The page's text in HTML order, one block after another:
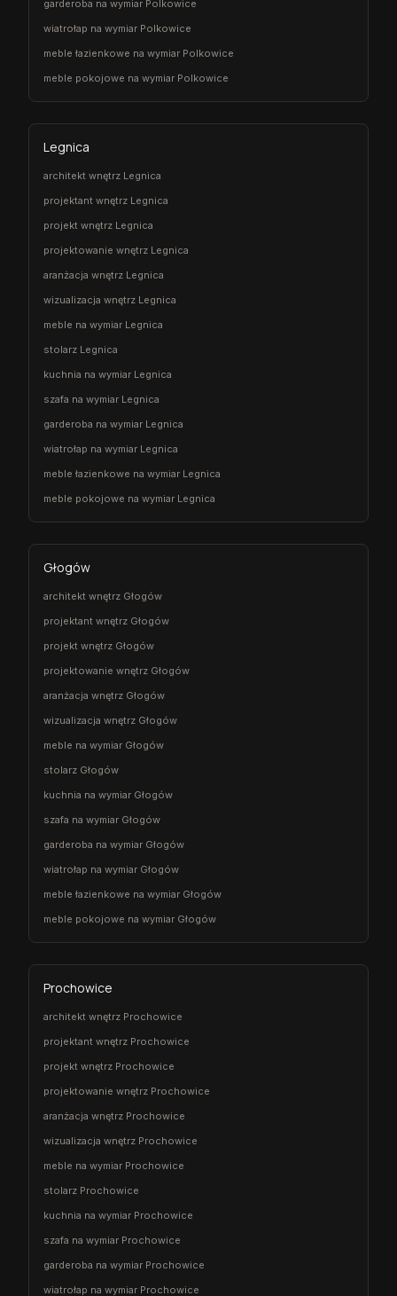
garderoba na wymiar Polkowice
wiatrołap na wymiar Polkowice
meble łazienkowe na wymiar Polkowice
meble pokojowe na wymiar Polkowice
Legnica
architekt wnętrz Legnica
projektant wnętrz Legnica
projekt wnętrz Legnica
projektowanie wnętrz Legnica
aranżacja wnętrz Legnica
wizualizacja wnętrz Legnica
meble na wymiar Legnica
stolarz Legnica
kuchnia na wymiar Legnica
szafa na wymiar Legnica
garderoba na wymiar Legnica
wiatrołap na wymiar Legnica
meble łazienkowe na wymiar Legnica
meble pokojowe na wymiar Legnica
Głogów
architekt wnętrz Głogów
projektant wnętrz Głogów
projekt wnętrz Głogów
projektowanie wnętrz Głogów
aranżacja wnętrz Głogów
wizualizacja wnętrz Głogów
meble na wymiar Głogów
stolarz Głogów
kuchnia na wymiar Głogów
szafa na wymiar Głogów
garderoba na wymiar Głogów
wiatrołap na wymiar Głogów
meble łazienkowe na wymiar Głogów
meble pokojowe na wymiar Głogów
Prochowice
architekt wnętrz Prochowice
projektant wnętrz Prochowice
projekt wnętrz Prochowice
projektowanie wnętrz Prochowice
aranżacja wnętrz Prochowice
wizualizacja wnętrz Prochowice
meble na wymiar Prochowice
stolarz Prochowice
kuchnia na wymiar Prochowice
szafa na wymiar Prochowice
garderoba na wymiar Prochowice
wiatrołap na wymiar Prochowice